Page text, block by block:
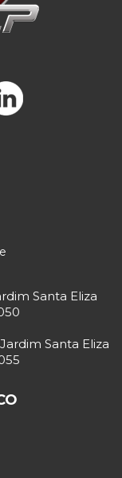
Santa Eliza
Santa Eliza